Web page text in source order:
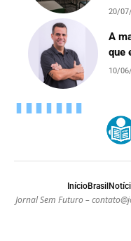
20/
A
que
10/
InícioBrasil
Jornal Sem Futuro –